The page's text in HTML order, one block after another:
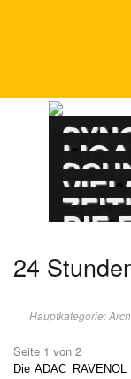
DIE
24
Hauptkategorie:
Seite 1 von 2
Die ADAC